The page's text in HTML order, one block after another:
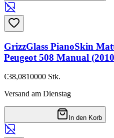
GrizzGlass PianoSkin
Peugeot 508 Manual
€38,0810000 Stk.
Versand am Dienstag
In den Korb